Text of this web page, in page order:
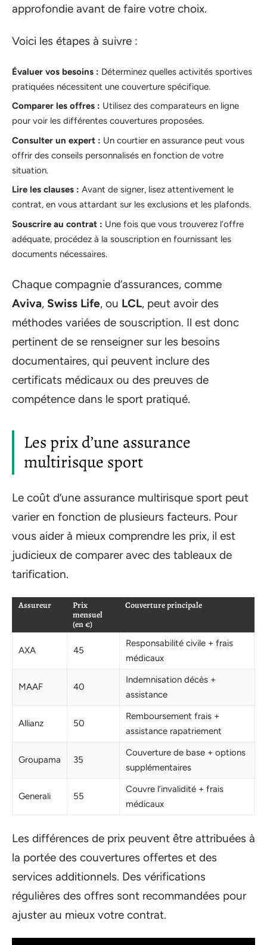
approfondie avant de faire votre choix.
Voici les étapes à suivre :
Évaluer vos besoins : Déterminez quelles activités sportives
pratiquées nécessitent une couverture spécifique.
Comparer les offres : Utilisez des comparateurs en ligne
pour voir les différentes couvertures proposées.
Consulter un expert : Un courtier en assurance peut vous
offrir des conseils personnalisés en fonction de votre
situation.
Lire les clauses : Avant de signer, lisez attentivement le
contrat, en vous attardant sur les exclusions et les plafonds.
Souscrire au contrat : Une fois que vous trouverez l’offre
adéquate, procédez à la souscription en fournissant les
documents nécessaires.
Chaque compagnie d’assurances, comme
Aviva, Swiss Life, ou LCL, peut avoir des
méthodes variées de souscription. Il est donc
pertinent de se renseigner sur les besoins
documentaires, qui peuvent inclure des
certificats médicaux ou des preuves de
compétence dans le sport pratiqué.
Les prix d’une assurance
multirisque sport
Le coût d’une assurance multirisque sport peut
varier en fonction de plusieurs facteurs. Pour
vous aider à mieux comprendre les prix, il est
judicieux de comparer avec des tableaux de
tarification.
Assureur
Prix
mensuel
(en €)
Couverture principale
AXA 45
Responsabilité civile + frais
médicaux
MAAF 40
Indemnisation décès +
assistance
Allianz 50
Remboursement frais +
assistance rapatriement
Groupama 35
Couverture de base + options
supplémentaires
Generali 55
Couvre l’invalidité + frais
médicaux
Les différences de prix peuvent être attribuées à
la portée des couvertures offertes et des
services additionnels. Des vérifications
régulières des offres sont recommandées pour
ajuster au mieux votre contrat.